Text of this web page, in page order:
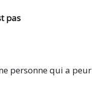
pas
personne qui a peur